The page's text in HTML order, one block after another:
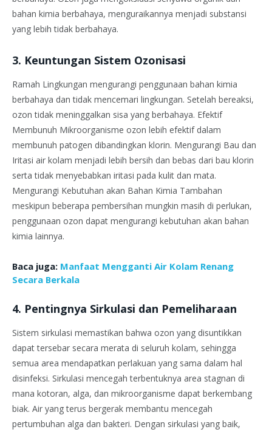
bahan kimia berbahaya, menguraikannya menjadi substansi
yang lebih tidak berbahaya.
3. Keuntungan Sistem Ozonisasi
Ramah Lingkungan mengurangi penggunaan bahan kimia
berbahaya dan tidak mencemari lingkungan. Setelah bereaksi,
ozon tidak meninggalkan sisa yang berbahaya. Efektif
Membunuh Mikroorganisme ozon lebih efektif dalam
membunuh patogen dibandingkan klorin. Mengurangi Bau dan
Iritasi air kolam menjadi lebih bersih dan bebas dari bau klorin
serta tidak menyebabkan iritasi pada kulit dan mata.
Mengurangi Kebutuhan akan Bahan Kimia Tambahan
meskipun beberapa pembersihan mungkin masih di perlukan,
penggunaan ozon dapat mengurangi kebutuhan akan bahan
kimia lainnya.
Baca juga: Manfaat Mengganti Air Kolam Renang
Secara Berkala
4. Pentingnya Sirkulasi dan Pemeliharaan
Sistem sirkulasi memastikan bahwa ozon yang disuntikkan
dapat tersebar secara merata di seluruh kolam, sehingga
semua area mendapatkan perlakuan yang sama dalam hal
disinfeksi. Sirkulasi mencegah terbentuknya area stagnan di
mana kotoran, alga, dan mikroorganisme dapat berkembang
biak. Air yang terus bergerak membantu mencegah
pertumbuhan alga dan bakteri. Dengan sirkulasi yang baik,